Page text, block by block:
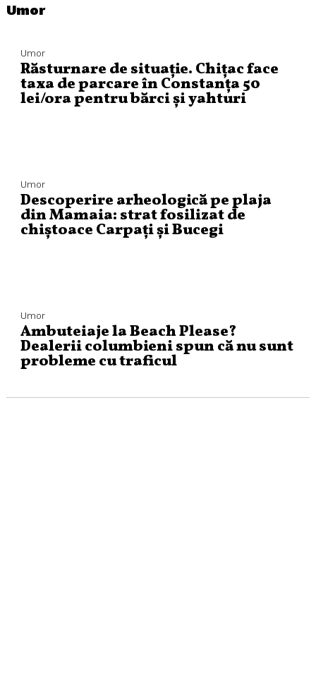
Umor
Umor
Răsturnare de situație. Chițac face
taxa de parcare în Constanța 50
lei/ora pentru bărci și yahturi
Umor
Descoperire arheologică pe plaja
din Mamaia: strat fosilizat de
chiștoace Carpați și Bucegi
Umor
Ambuteiaje la Beach Please?
Dealerii columbieni spun că nu sunt
probleme cu traficul